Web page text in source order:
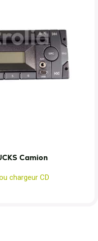
Camion
chargeur CD